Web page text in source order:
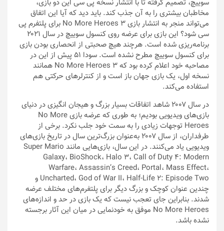
سوییچ، تصمیم گرفته تا با انتشار نسخه پی سی این دو بازی،
مخاطبان بیشتری را به آن جذب کند. باید دید که آیا این اتفاق
می‌تواند منجر به انتشار بازی No More Heroes 3 برای پلتفرم پی
سی شود؟ این بازی برای عرضه روی کنسول سوییچ در سال ۲۰۲۱
برنامه‌ریزی شده است. هرچند هیچ صحبتی از انحصاری بودن بازی
برای کنسول سوییچ مطرح نشده است. سودا ۵۱ پیش از این در
مصاحبه خود اعلام کرده بود که No More Heroes 3 همانند
نسخه اول، یک بازی جهان باز است و از کنترلرهای حرکتی هم
استفاده می‌کند.
در سال ۲۰۰۷ شاهد اتفاقات بسیار بزرگ و هیجان انگیزی در دنیای
بازی‌های ویدیویی بودیم؛ به طوری که عرضه بازی No More
Heroes توجهات زیادی را به سمت خود جلب نکرد. برخی از
طرفداران، از سال ۲۰۰۷ به‌عنوان بزرگ‌ترین سال در تاریخ بازی‌های
ویدیویی یاد می‌کنند. در این سال، بازی‌هایی مانند Super Mario
Galaxy، BioShock، Halo 3، Call of Duty 4: Modern
Warfare، Assassin’s Creed، Portal، Mass Effect،
Uncharted، God of War II، Half-Life 2: Episode Two و
چندین عنوان کوچک و بزرگ دیگر برای پلتفرم‌های مختلف عرضه
شدند. بنابراین جای تعجب نیست که یک بازی در حد و اندازه‌های
No More Heroes موفق به خودنمایی در میان این آثار برجسته
نشده باشد.